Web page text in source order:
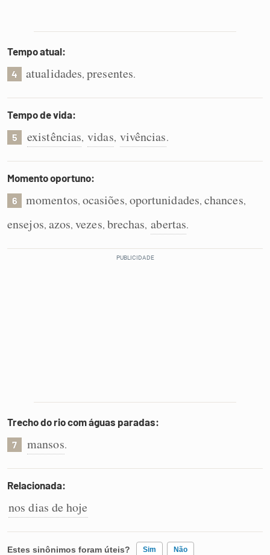
Tempo atual:
4 atualidades,presentes.
Tempo de vida:
5 existências, vidas, vivências.
Momento oportuno:
6 momentos, ocasiões, oportunidades, chances,
ensejos, azos,vezes, brechas, abertas.
Trecho do rio com águas paradas:
7 mansos.
Relacionada:
nos dias de hoje
Estes sinônimos foram úteis? Sim Não